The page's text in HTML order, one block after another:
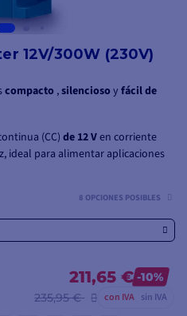
12V/300W (230V)
compacto ,silenciosoy fácil de
(CC) de 12 Ven corriente
ideal para alimentar aplicaciones
8 OPCIONES POSIBLES
211,65 € -10%
235,95 €
con IVA sin IVA